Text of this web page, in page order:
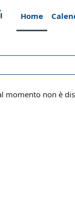
Home
momento non è